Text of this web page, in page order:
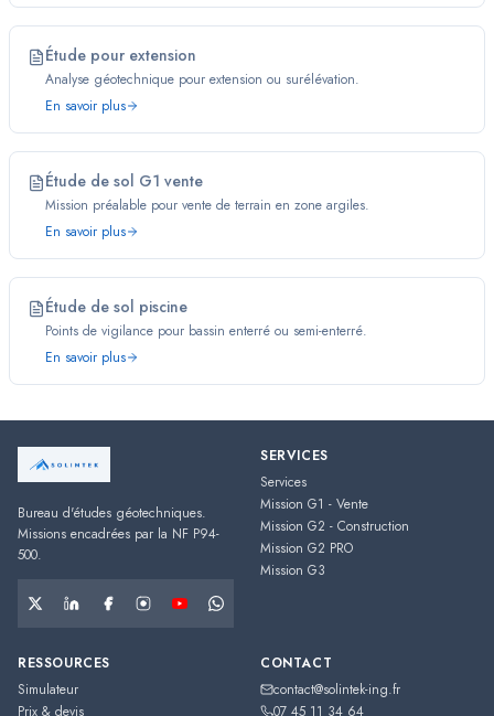
Étude pour extension
Analyse géotechnique pour extension ou surélévation.
En savoir plus
Étude de sol G1 vente
Mission préalable pour vente de terrain en zone argiles.
En savoir plus
Étude de sol piscine
Points de vigilance pour bassin enterré ou semi-enterré.
En savoir plus
Bureau d'études géotechniques.
Missions encadrées par la NF P94-
500.
SERVICES
Services
Mission G1 - Vente
Mission G2 - Construction
Mission G2 PRO
Mission G3
RESSOURCES
Simulateur
Prix & devis
CONTACT
contact@solintek-ing.fr
07 45 11 34 64